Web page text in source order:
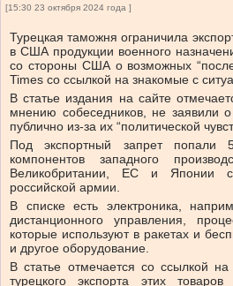
[15:30 23 октября 2024 года ]
Турецкая таможня ограничила
в США продукции военного
со стороны США о возможных
Times со ссылкой на знакомые с
В статье издания на сайте
мнению собеседников, не заявили
публично из-за их “политической
Под экспортный запрет попали
компонентов западного
Великобритании, ЕС и Японии
российской армии.
В списке есть электроника,
дистанционного управления,
которые используют в ракетах и
и другое оборудование.
В статье отмечается со ссылкой на
турецкого экспорта этих